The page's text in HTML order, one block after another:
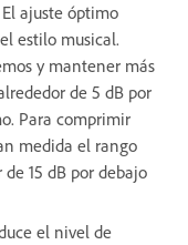
ajuste óptimo
estilo musical.
y mantener más
de 5 dB por
Para comprimir
medida el rango
15 dB por debajo
el nivel de